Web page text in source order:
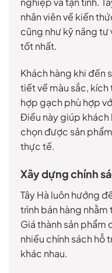
nhân viên về kiến
cũng như kỹ năng tư
tốt nhất.
Khách hàng khi đến
tiết về màu sắc,
hợp gạch phù hợp
Điều này giúp khách
chọn được sản
thực tế.
Xây dựng chính
Tây Hà luôn hướng
trình bán hàng
Giá thành sản phẩm
nhiều chính sách hỗ
khác nhau.